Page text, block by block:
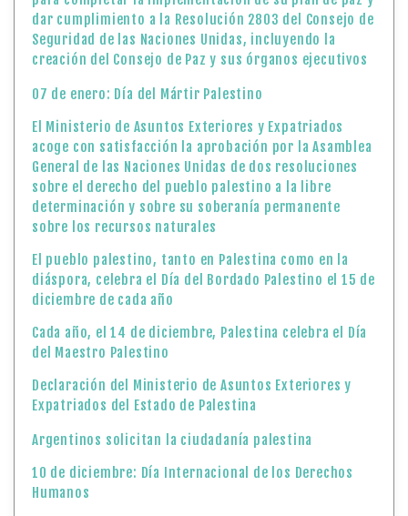
dar cumplimiento a la Resolución 2803 del Consejo de
Seguridad de las Naciones Unidas, incluyendo la
creación del Consejo de Paz y sus órganos ejecutivos
07 de enero: Día del Mártir Palestino
El Ministerio de Asuntos Exteriores y Expatriados
acoge con satisfacción la aprobación por la Asamblea
General de las Naciones Unidas de dos resoluciones
sobre el derecho del pueblo palestino a la libre
determinación y sobre su soberanía permanente
sobre los recursos naturales
El pueblo palestino, tanto en Palestina como en la
diáspora, celebra el Día del Bordado Palestino el 15 de
diciembre de cada año
Cada año, el 14 de diciembre, Palestina celebra el Día
del Maestro Palestino
Declaración del Ministerio de Asuntos Exteriores y
Expatriados del Estado de Palestina
Argentinos solicitan la ciudadanía palestina
10 de diciembre: Día Internacional de los Derechos
Humanos